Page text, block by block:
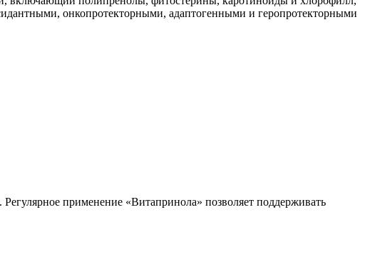
онкопротекторными, адаптогенными и геропротекторными
применение «Витапринола» позволяет поддерживать